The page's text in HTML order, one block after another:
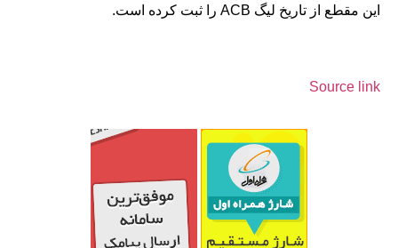
این مقطع از تاریخ لیگ ACB را ثبت کرده است.
Source link